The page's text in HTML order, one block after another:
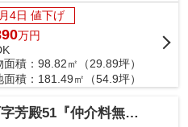
...
4日 値下げ
万円
面積：98.82㎡（29.89坪）
面積：181.49㎡（54.9坪）
51『仲介料無料』新築戸建て